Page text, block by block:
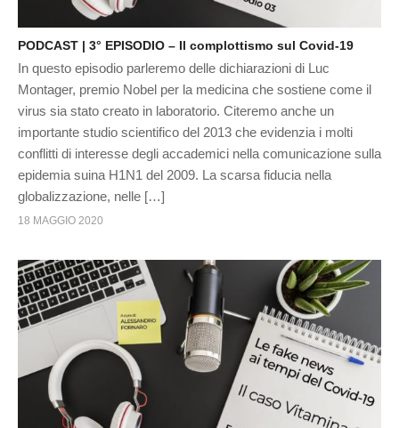
PODCAST | 3° EPISODIO – Il complottismo sul Covid-19
In questo episodio parleremo delle dichiarazioni di Luc
Montager, premio Nobel per la medicina che sostiene come il
virus sia stato creato in laboratorio. Citeremo anche un
importante studio scientifico del 2013 che evidenzia i molti
conflitti di interesse degli accademici nella comunicazione sulla
epidemia suina H1N1 del 2009. La scarsa fiducia nella
globalizzazione, nelle […]
18 MAGGIO 2020